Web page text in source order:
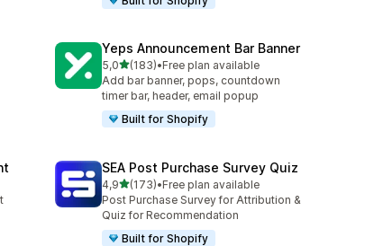
Yeps Announcement Bar Banner
5,0av 5 stjerner
(183)
Totalt 183 omtaler
•Free plan available
Add bar banner, pops, countdown
timer bar, header, email popup
Built for Shopify
SEA Post Purchase Survey Quiz
4,9av 5 stjerner
(173)
Totalt 173 omtaler
•Free plan available
Post Purchase Survey for Attribution &
Quiz for Recommendation
Built for Shopify